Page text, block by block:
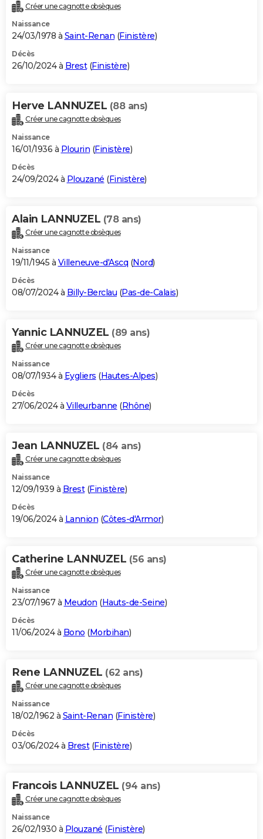
Créer une cagnotte obsèques
Naissance
24/03/1978 à Saint-Renan (Finistère)
Décès
26/10/2024 à Brest(Finistère)
Herve LANNUZEL (88 ans)
Créer une cagnotte obsèques
Naissance
16/01/1936 à Plourin (Finistère)
Décès
24/09/2024 à Plouzané (Finistère)
Alain LANNUZEL (78 ans)
Créer une cagnotte obsèques
Naissance
19/11/1945 à Villeneuve-d'Ascq (Nord)
Décès
08/07/2024 à Billy-Berclau (Pas-de-Calais)
Yannic LANNUZEL (89 ans)
Créer une cagnotte obsèques
Naissance
08/07/1934 à Eygliers (Hautes-Alpes)
Décès
27/06/2024 à Villeurbanne (Rhône)
Jean LANNUZEL (84 ans)
Créer une cagnotte obsèques
Naissance
12/09/1939 à Brest(Finistère)
Décès
19/06/2024 à Lannion (Côtes-d'Armor)
Catherine LANNUZEL (56 ans)
Créer une cagnotte obsèques
Naissance
23/07/1967 à Meudon (Hauts-de-Seine)
Décès
11/06/2024 à Bono (Morbihan)
Rene LANNUZEL (62 ans)
Créer une cagnotte obsèques
Naissance
18/02/1962 à Saint-Renan (Finistère)
Décès
03/06/2024 à Brest(Finistère)
Francois LANNUZEL (94 ans)
Créer une cagnotte obsèques
Naissance
26/02/1930 à Plouzané (Finistère)